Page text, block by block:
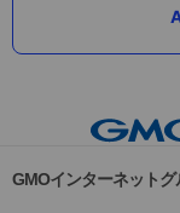
GMOインターネット